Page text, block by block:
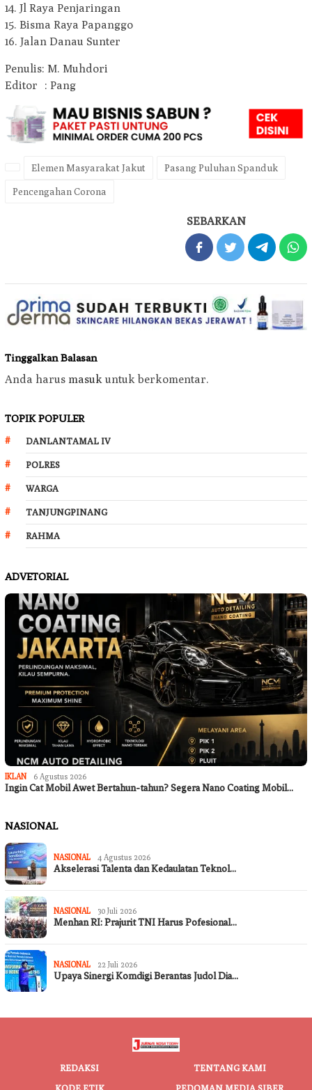
14. Jl Raya Penjaringan
15. Bisma Raya Papanggo
16. Jalan Danau Sunter
Penulis: M. Muhdori
Editor : Pang
Elemen Masyarakat Jakut Pasang Puluhan Spanduk
Pencengahan Corona
SEBARKAN
Tinggalkan Balasan
Anda harus masuk untuk berkomentar.
TOPIK POPULER
DANLANTAMAL IV
POLRES
WARGA
TANJUNGPINANG
RAHMA
ADVETORIAL
IKLAN 6 Agustus 2026
Ingin Cat Mobil Awet Bertahun-tahun? Segera Nano Coating Mobil…
NASIONAL
NASIONAL 4 Agustus 2026
Akselerasi Talenta dan Kedaulatan Teknol…
NASIONAL 30 Juli 2026
Menhan RI: Prajurit TNI Harus Pofesional…
NASIONAL 22 Juli 2026
Upaya Sinergi Komdigi Berantas Judol Dia…
REDAKSI
TENTANG KAMI
KODE ETIK
PEDOMAN MEDIA SIBER